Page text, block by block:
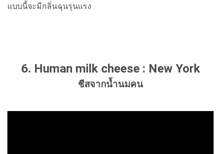
แบบนี้จะมีกลิ่นฉุนรุนแรง
6. Human milk cheese : New York
ชีสจากน้ำนมคน